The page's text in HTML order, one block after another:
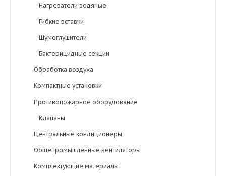
Нагреватели водяные
Гибкие вставки
Шумоглушители
Бактерицидные секции
Обработка воздуха
Компактные установки
Противопожарное оборудование
Клапаны
Центральные кондиционеры
Общепромышленные вентиляторы
Комплектующие материалы